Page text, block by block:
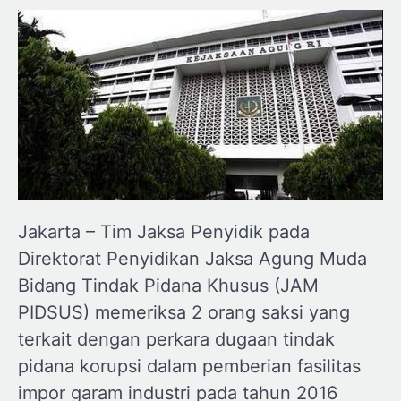
Jakarta – Tim Jaksa Penyidik pada
Direktorat Penyidikan Jaksa Agung Muda
Bidang Tindak Pidana Khusus (JAM
PIDSUS) memeriksa 2 orang saksi yang
terkait dengan perkara dugaan tindak
pidana korupsi dalam pemberian fasilitas
impor garam industri pada tahun 2016